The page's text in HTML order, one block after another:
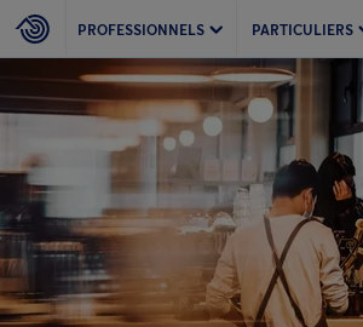
PROFESSIONNELS PARTICULIERS